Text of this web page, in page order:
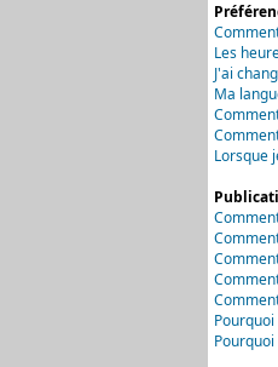
Les
J'ai
Ma
Lorsque